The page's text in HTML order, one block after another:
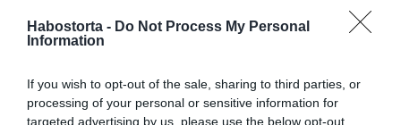
Habostorta - Do Not Process My Personal
Information
If you wish to opt-out of the sale, sharing to third parties, or
processing of your personal or sensitive information for
targeted advertising by us, please use the below opt-out
családi receptekkel, melyeket féltve őriz mindenki, hogy átadhassa
gyermekeinek.